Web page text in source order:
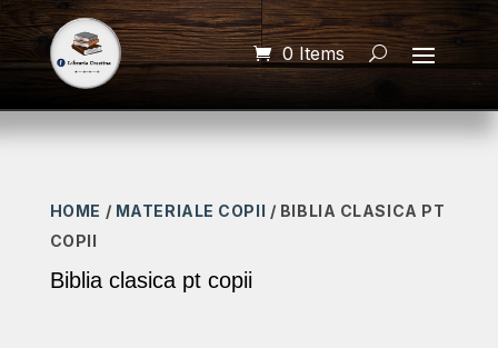
0 Items
HOME / MATERIALE COPII / BIBLIA CLASICA PT
COPII
Biblia clasica pt copii